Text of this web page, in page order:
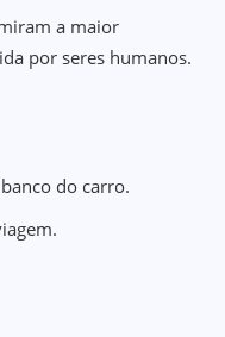
a maior
por seres humanos.
do carro.